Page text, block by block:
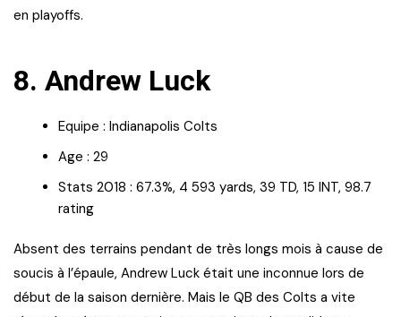
en playoffs.
8. Andrew Luck
Equipe : Indianapolis Colts
Age : 29
Stats 2018 : 67.3%, 4 593 yards, 39 TD, 15 INT, 98.7
rating
Absent des terrains pendant de très longs mois à cause de
soucis à l’épaule, Andrew Luck était une inconnue lors de
début de la saison dernière. Mais le QB des Colts a vite